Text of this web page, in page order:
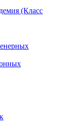
(Класс